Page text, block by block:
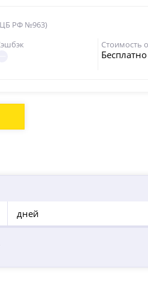
РФ №963)
Стоимость
Бесплатно
дней